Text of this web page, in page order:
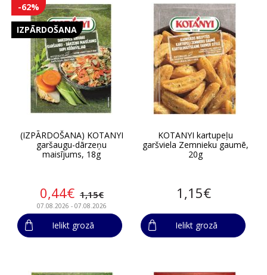
IZPĀRDOŠANA
-62%
(IZPĀRDOŠANA) KOTANYI
garšaugu-dārzeņu
maisījums, 18g
0,44€ 1,15€
07.08.2026 - 07.08.2026
Ielikt grozā
KOTANYI kartupeļu
garšviela Zemnieku gaumē,
20g
1,15€
Ielikt grozā